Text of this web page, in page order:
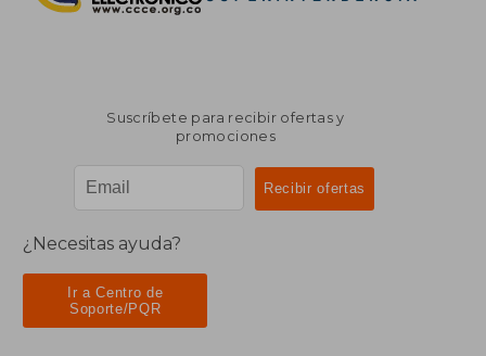
Suscríbete para recibir ofertas y
promociones
¿Necesitas ayuda?
Ir a Centro de
Soporte/PQR